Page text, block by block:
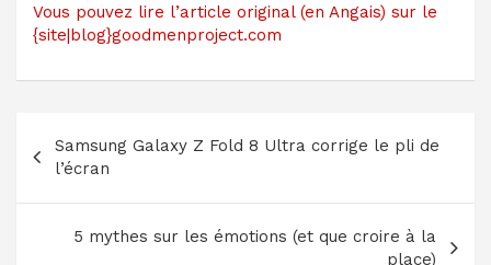
Vous pouvez lire l’article original (en Angais) sur le
{site|blog}goodmenproject.com
de
l’article
Samsung Galaxy Z Fold 8 Ultra corrige le pli de
l’écran
5 mythes sur les émotions (et que croire à la
place)